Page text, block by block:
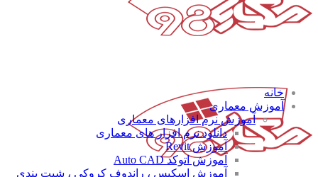
خانه
آموزش معماری
آموزش نرم افزارهای معماری
دانلود نرم افزار های معماری
آموزش Revit
آموزش اتوکد Auto CAD
آموزش اسکیس ، راندوف کروکی ، شیت بندی